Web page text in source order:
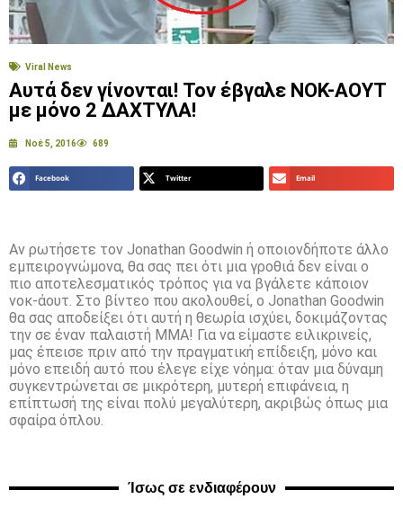
Viral News
Αυτά δεν γίνονται! Τον έβγαλε ΝΟΚ-ΑΟΥΤ
με μόνο 2 ΔΑΧΤΥΛΑ!
Νοέ 5, 2016 689
Facebook Twitter Email
Αν ρωτήσετε τον Jonathan Goodwin ή οποιονδήποτε άλλο
εμπειρογνώμονα, θα σας πει ότι μια γροθιά δεν είναι ο
πιο αποτελεσματικός τρόπος για να βγάλετε κάποιον
νοκ-άουτ. Στο βίντεο που ακολουθεί, ο Jonathan Goodwin
θα σας αποδείξει ότι αυτή η θεωρία ισχύει, δοκιμάζοντας
την σε έναν παλαιστή ΜΜΑ! Για να είμαστε ειλικρινείς,
μας έπεισε πριν από την πραγματική επίδειξη, μόνο και
μόνο επειδή αυτό που έλεγε είχε νόημα: όταν μια δύναμη
συγκεντρώνεται σε μικρότερη, μυτερή επιφάνεια, η
επίπτωσή της είναι πολύ μεγαλύτερη, ακριβώς όπως μια
σφαίρα όπλου.
Ίσως σε ενδιαφέρουν